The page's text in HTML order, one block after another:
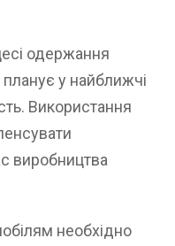
одержання
планує у найближчі
Використання
виробництва
необхідно